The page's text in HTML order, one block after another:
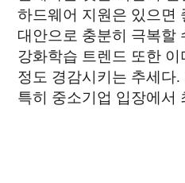
하드웨어 지원은 있으면
대안으로 충분히 극복할
강화학습 트렌드 또한 이
정도 경감시키는 추세다
특히 중소기업 입장에서